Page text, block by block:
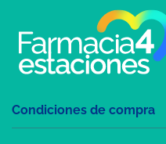
Condiciones de compra